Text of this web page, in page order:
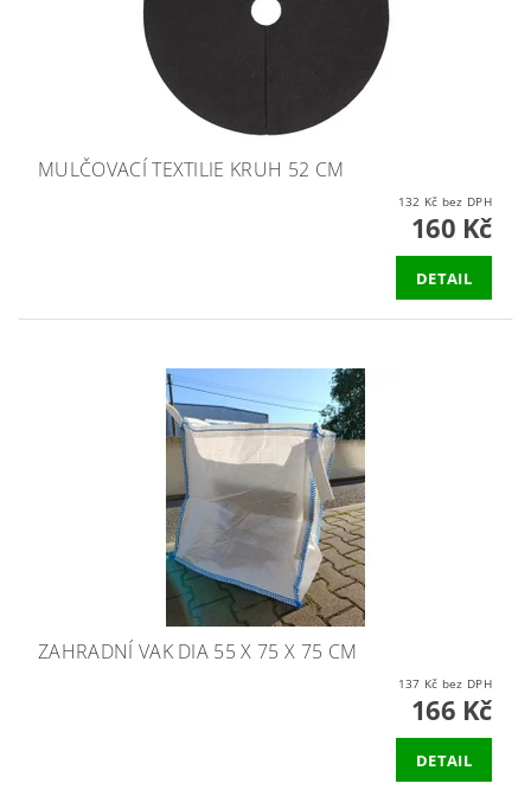
MULČOVACÍ TEXTILIE KRUH 52 CM
132 Kč bez DPH
160 Kč
DETAIL
ZAHRADNÍ VAK DIA 55 X 75 X 75 CM
137 Kč bez DPH
166 Kč
DETAIL